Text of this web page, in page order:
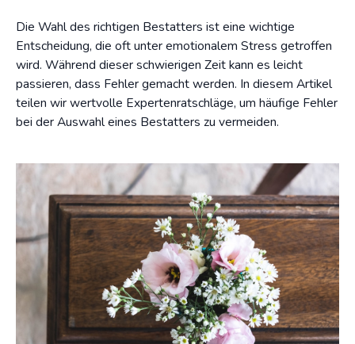
Die Wahl des richtigen Bestatters ist eine wichtige
Entscheidung, die oft unter emotionalem Stress getroffen
wird. Während dieser schwierigen Zeit kann es leicht
passieren, dass Fehler gemacht werden. In diesem Artikel
teilen wir wertvolle Expertenratschläge, um häufige Fehler
bei der Auswahl eines Bestatters zu vermeiden.